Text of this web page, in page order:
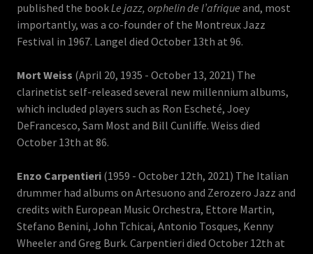
published the bookLe jazz, orphelin de l’afrique and, most
importantly, was a co-founder of the Montreux Jazz
Festival in 1967. Langel died October 13th at 96.
Mort Weiss (April 20, 1935 - October 13, 2021) The
clarinetist self-released several new millennium albums,
which included players such as Ron Escheté, Joey
DeFrancesco, Sam Most and Bill Cunliffe. Weiss died
October 13th at 86.
Enzo Carpentieri (1959 - October 12th, 2021) The Italian
drummer had albums on Artesuono and Zerozero Jazz and
credits with European Music Orchestra, Ettore Martin,
Stefano Benini, John Tchicai, Antonio Tosques, Kenny
Wheeler and Greg Burk. Carpentieri died October 12th at